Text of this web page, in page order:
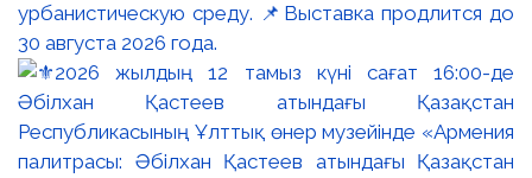
урбанистическую среду. 📌Выставка продлится до
30 августа 2026 года.